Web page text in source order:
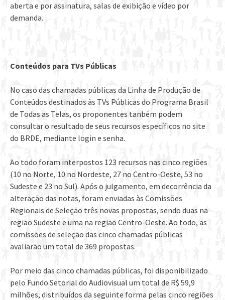
aberta e por assinatura, salas de exibição e vídeo por
demanda.
Conteúdos para TVs Públicas
No caso das chamadas públicas da Linha de Produção de
Conteúdos destinados às TVs Públicas do Programa Brasil
de Todas as Telas, os proponentes tanbém podem
consultar o resultado de seus recursos específicos no site
do BRDE, mediante login e senha.
Ao todo foram interpostos 123 recursos nas cinco regiões
(10 no Norte, 10 no Nordeste, 27 no Centro-Oeste, 53 no
Sudeste e 23 no Sul). Após o julgamento, em decorrência da
alteração das notas, foram enviadas às Comissões
Regionais de Seleção três novas propostas, sendo duas na
região Sudeste e uma na região Centro-Oeste. Ao todo, as
comissões de seleção das cinco chamadas públicas
avaliarão um total de 369 propostas.
Por meio das cinco chamadas públicas, foi disponibilizado
pelo Fundo Setorial do Audiovisual um total de R$ 59,9
milhões, distribuídos da seguinte forma pelas cinco regiões